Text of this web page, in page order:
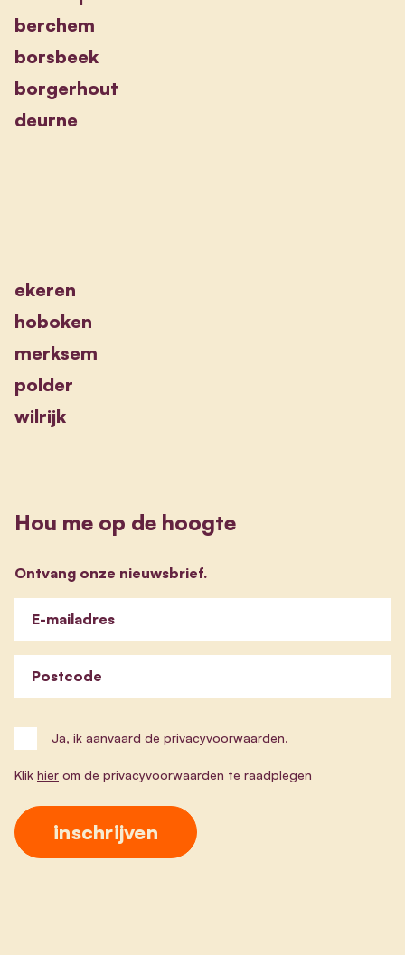
berchem
borsbeek
borgerhout
deurne
ekeren
hoboken
merksem
polder
wilrijk
Hou me op de hoogte
Ontvang onze nieuwsbrief.
E-mailadres
Postcode
Ja, ik aanvaard de privacyvoorwaarden.
Klik hier om de privacyvoorwaarden te raadplegen